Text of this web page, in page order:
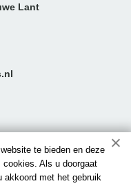
te bieden en deze
cookies. Als u doorgaat
akkoord met het gebruik
Lant